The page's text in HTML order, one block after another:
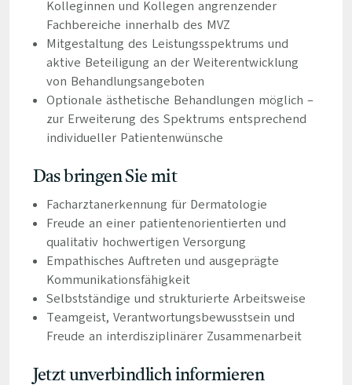
Kolleginnen und Kollegen angrenzender
Fachbereiche innerhalb des MVZ
Mitgestaltung des Leistungsspektrums und
aktive Beteiligung an der Weiterentwicklung
von Behandlungsangeboten
Optionale ästhetische Behandlungen möglich –
zur Erweiterung des Spektrums entsprechend
individueller Patientenwünsche
Das bringen Sie mit
Facharztanerkennung für Dermatologie
Freude an einer patientenorientierten und
qualitativ hochwertigen Versorgung
Empathisches Auftreten und ausgeprägte
Kommunikationsfähigkeit
Selbstständige und strukturierte Arbeitsweise
Teamgeist, Verantwortungsbewusstsein und
Freude an interdisziplinärer Zusammenarbeit
Jetzt unverbindlich informieren